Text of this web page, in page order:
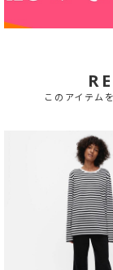
このアイテム